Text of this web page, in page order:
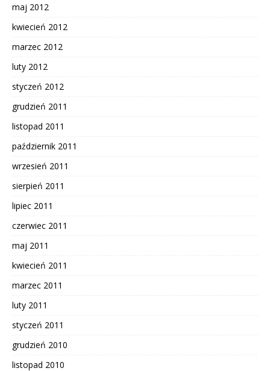
maj 2012
kwiecień 2012
marzec 2012
luty 2012
styczeń 2012
grudzień 2011
listopad 2011
październik 2011
wrzesień 2011
sierpień 2011
lipiec 2011
czerwiec 2011
maj 2011
kwiecień 2011
marzec 2011
luty 2011
styczeń 2011
grudzień 2010
listopad 2010